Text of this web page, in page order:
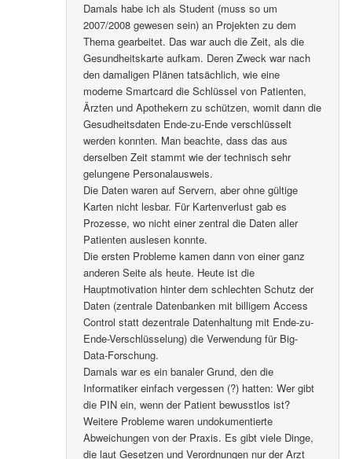
Damals habe ich als Student (muss so um
2007/2008 gewesen sein) an Projekten zu dem
Thema gearbeitet. Das war auch die Zeit, als die
Gesundheitskarte aufkam. Deren Zweck war nach
den damaligen Plänen tatsächlich, wie eine
moderne Smartcard die Schlüssel von Patienten,
Ärzten und Apothekern zu schützen, womit dann die
Gesudheitsdaten Ende-zu-Ende verschlüsselt
werden konnten. Man beachte, dass das aus
derselben Zeit stammt wie der technisch sehr
gelungene Personalausweis.
Die Daten waren auf Servern, aber ohne gültige
Karten nicht lesbar. Für Kartenverlust gab es
Prozesse, wo nicht einer zentral die Daten aller
Patienten auslesen konnte.
Die ersten Probleme kamen dann von einer ganz
anderen Seite als heute. Heute ist die
Hauptmotivation hinter dem schlechten Schutz der
Daten (zentrale Datenbanken mit billigem Access
Control statt dezentrale Datenhaltung mit Ende-zu-
Ende-Verschlüsselung) die Verwendung für Big-
Data-Forschung.
Damals war es ein banaler Grund, den die
Informatiker einfach vergessen (?) hatten: Wer gibt
die PIN ein, wenn der Patient bewusstlos ist?
Weitere Probleme waren undokumentierte
Abweichungen von der Praxis. Es gibt viele Dinge,
die laut Gesetzen und Verordnungen nur der Arzt